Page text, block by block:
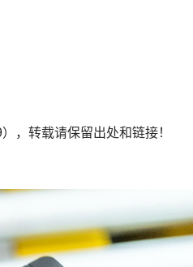
，转载请保留出处和链接！